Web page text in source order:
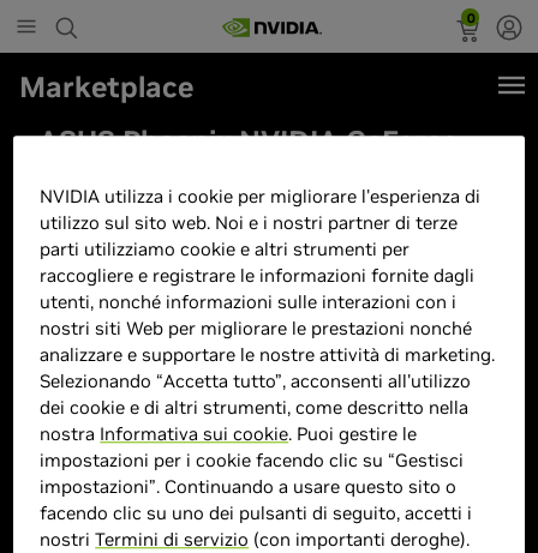
0
Marketplace
ASUS Phoenix NVIDIA GeForce
GB GDDR6 64-bit 12 Gbps PCIE
4.0, GPU Tweak III, PH-GTX1630-
4G-EVO
NVIDIA utilizza i cookie per migliorare l'esperienza di
utilizzo sul sito web. Noi e i nostri partner di terze
parti utilizziamo cookie e altri strumenti per
raccogliere e registrare le informazioni fornite dagli
utenti, nonché informazioni sulle interazioni con i
nostri siti Web per migliorare le prestazioni nonché
analizzare e supportare le nostre attività di marketing.
Selezionando “Accetta tutto”, acconsenti all'utilizzo
dei cookie e di altri strumenti, come descritto nella
nostra Informativa sui cookie. Puoi gestire le
impostazioni per i cookie facendo clic su “Gestisci
impostazioni”. Continuando a usare questo sito o
facendo clic su uno dei pulsanti di seguito, accetti i
nostriTermini di servizio (con importanti deroghe).